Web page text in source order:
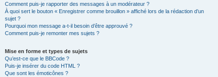
Comment puis-je rapporter des messages à un modérateur ?
À quoi sert le bouton « Enregistrer comme brouillon » affiché lors de la rédaction d’un
sujet ?
Pourquoi mon message a-t-il besoin d’être approuvé ?
Comment puis-je remonter mes sujets ?
Mise en forme et types de sujets
Qu’est-ce que le BBCode ?
Puis-je insérer du code HTML ?
Que sont les émoticônes ?